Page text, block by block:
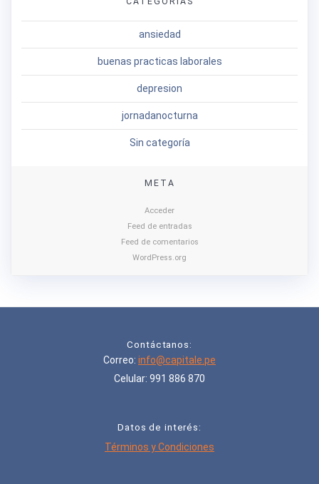
ansiedad
buenas practicas laborales
depresion
jornadanocturna
Sin categoría
META
Acceder
Feed de entradas
Feed de comentarios
WordPress.org
Contáctanos:
Correo: info@capitale.pe
Celular: 991 886 870
Datos de interés:
Términos y Condiciones